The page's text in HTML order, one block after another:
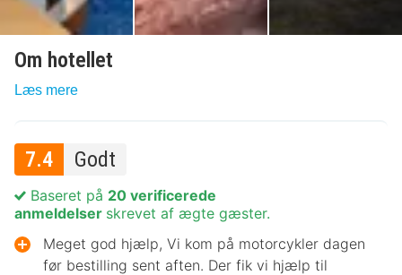
Om hotellet
Læs mere
7.4 Godt
Baseret på 20 verificerede
anmeldelser skrevet af ægte gæster.
Meget god hjælp, Vi kom på motorcykler dagen
før bestilling sent aften. Der fik vi hjælp til